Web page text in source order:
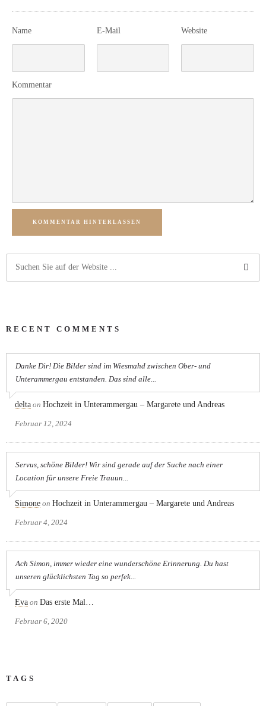
Name E-Mail Website
Kommentar
KOMMENTAR HINTERLASSEN
RECENT COMMENTS
Danke Dir! Die Bilder sind im Wiesmahd zwischen Ober- und
Unterammergau entstanden. Das sind alle...
delta on Hochzeit in Unterammergau – Margarete und Andreas
Februar 12, 2024
Servus, schöne Bilder! Wir sind gerade auf der Suche nach einer
Location für unsere Freie Trauun...
Simone on Hochzeit in Unterammergau – Margarete und Andreas
Februar 4, 2024
Ach Simon, immer wieder eine wunderschöne Erinnerung. Du hast
unseren glücklichsten Tag so perfek...
Eva on Das erste Mal…
Februar 6, 2020
TAGS